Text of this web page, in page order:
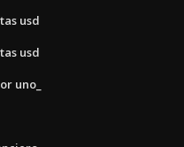
usd
usd
uno_